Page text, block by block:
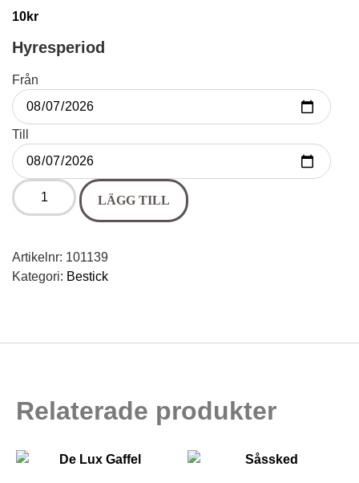
10kr
Hyresperiod
Från
Till
LÄGG TILL
Artikelnr: 101139
Kategori: Bestick
Relaterade produkter